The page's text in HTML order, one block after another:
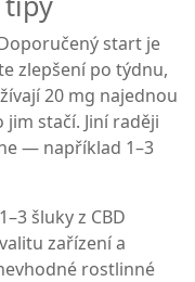
start je
zlepšení po týdnu,
20 mg najednou
stačí. Jiní raději
— například 1–3
šluky z CBD
zařízení a
rostlinné